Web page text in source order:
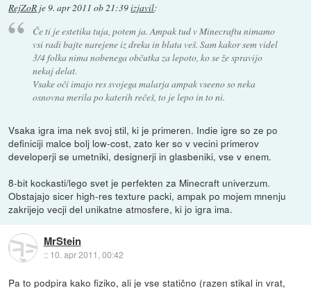
RejZoR je9. apr 2011 ob 21:39izjavil:
Če ti je estetika tuja, potem ja. Ampak tud v Minecraftu nimamo
vsi radi bajte narejene iz dreka in blata veš. Sam kakor sem videl
3/4 folka nima nobenega občutka za lepoto, ko se že spravijo
nekaj delat.
Vsake oči imajo res svojega malarja ampak vseeno so neka
osnovna merila po katerih rečeš, to je lepo in to ni.
Vsaka igra ima nek svoj stil, ki je primeren. Indie igre so ze po
definiciji malce bolj low-cost, zato ker so v vecini primerov
developerji se umetniki, designerji in glasbeniki, vse v enem.
8-bit kockasti/lego svet je perfekten za Minecraft univerzum.
Obstajajo sicer high-res texture packi, ampak po mojem mnenju
zakrijejo vecji del unikatne atmosfere, ki jo igra ima.
MrStein
:: 10. apr 2011, 00:42
Pa to podpira kako fiziko, ali je vse statično (razen stikal in vrat,